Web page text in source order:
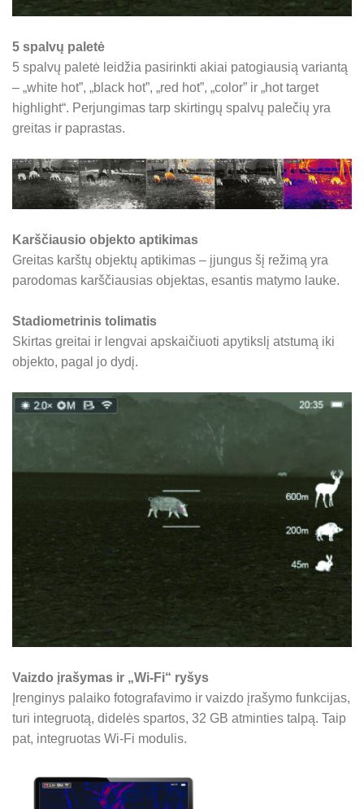
5 spalvų paletė
5 spalvų paletė leidžia pasirinkti akiai patogiausią variantą
– „white hot”, „black hot”, „red hot”, „color” ir „hot target
highlight“. Perjungimas tarp skirtingų spalvų palečių yra
greitas ir paprastas.
Karščiausio objekto aptikimas
Greitas karštų objektų aptikimas – įjungus šį režimą yra
parodomas karščiausias objektas, esantis matymo lauke.
Stadiometrinis tolimatis
Skirtas greitai ir lengvai apskaičiuoti apytikslį atstumą iki
objekto, pagal jo dydį.
Vaizdo įrašymas ir „Wi-Fi“ ryšys
Įrenginys palaiko fotografavimo ir vaizdo įrašymo funkcijas,
turi integruotą, didelės spartos, 32 GB atminties talpą. Taip
pat, integruotas Wi-Fi modulis.